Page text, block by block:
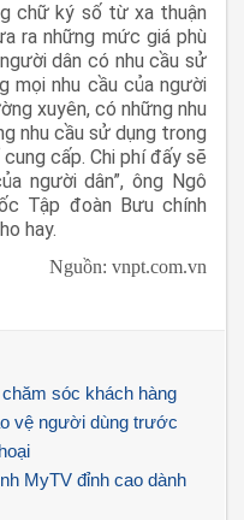
chữ ký số từ xa thuận
ra những mức giá phù
dân có nhu cầu sử
mọi nhu cầu của người
xuyên, có những nhu
nhu cầu sử dụng trong
cấp. Chi phí đấy sẽ
người dân”, ông Ngô
Tập đoàn Bưu chính
hay.
Nguồn: vnpt.com.vn
sóc khách hàng
vệ người dùng trước
MyTV đỉnh cao dành